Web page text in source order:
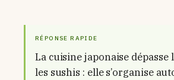
RÉPONSE RAPIDE
La cuisine japonaise dépasse
les sushis : elle s’organise